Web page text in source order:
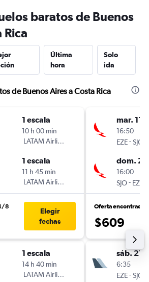
baratos de Buenos
Rica
Última
hora
Solo
ida
de Buenos Aires a Costa Rica
1 escala
10 h 00 min
LATAM Airlines
1 escala
11 h 45 min
LATAM Airlines
8
Elegir
fechas
1 escala
14 h 40 min
LATAM Airlines
mar. 11/
16:50
EZE-SJO
dom.
16:00
SJO- EZE
Oferta encontrada
$609
sáb. 21/
6:35
EZE-SJO